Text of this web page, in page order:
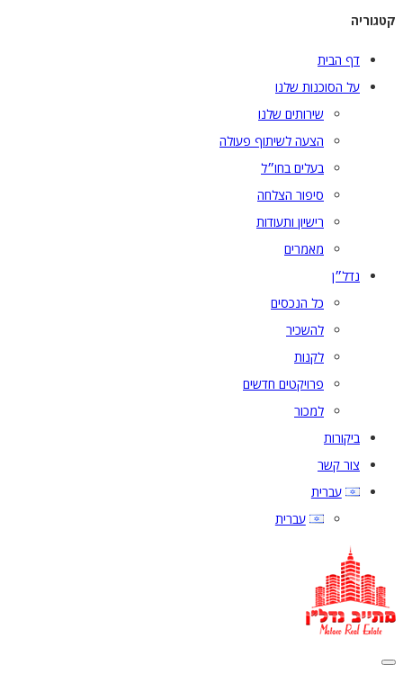
דף הבית
על הסוכנות שלנו
שירותים שלנו
הצעה לשיתוף פעולה
בעלים בחו״ל
סיפור הצלחה
רישיון ותעודות
מאמרים
נדל״ן
כל הנכסים
להשכיר
לקנות
פרויקטים חדשים
למכור
ביקורות
צור קשר
עברית
עברית